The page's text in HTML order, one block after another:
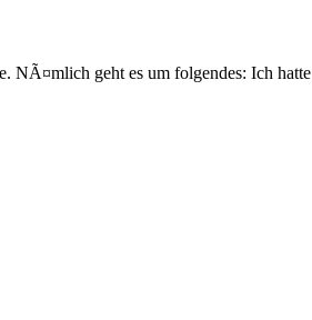
NÃ¤mlich geht es um folgendes: Ich hatte